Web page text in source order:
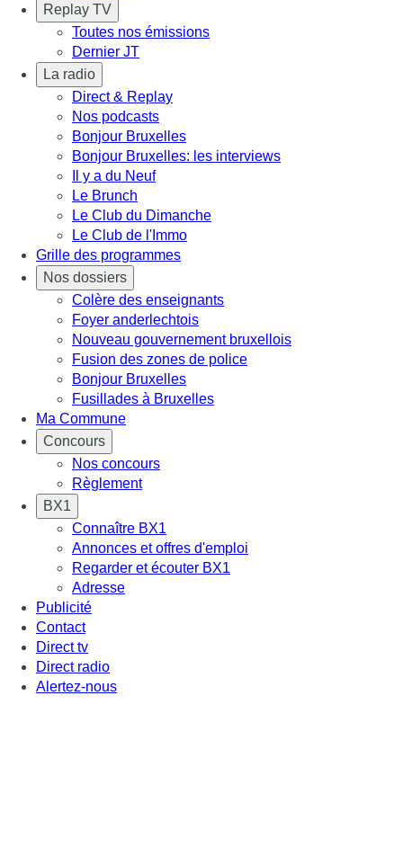
Replay TV
Toutes nos émissions
Dernier JT
La radio
Direct & Replay
Nos podcasts
Bonjour Bruxelles
Bonjour Bruxelles: les interviews
Il y a du Neuf
Le Brunch
Le Club du Dimanche
Le Club de l'Immo
Grille des programmes
Nos dossiers
Colère des enseignants
Foyer anderlechtois
Nouveau gouvernement bruxellois
Fusion des zones de police
Bonjour Bruxelles
Fusillades à Bruxelles
Ma Commune
Concours
Nos concours
Règlement
BX1
Connaître BX1
Annonces et offres d'emploi
Regarder et écouter BX1
Adresse
Publicité
Contact
Direct tv
Direct radio
Alertez-nous